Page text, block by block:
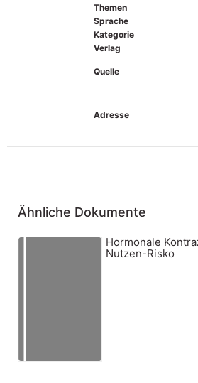
Themen
Sprache
Kategorie
Verlag
Quelle
Adresse
Ähnliche Dokumente
Hormonale
Nutzen-Risko